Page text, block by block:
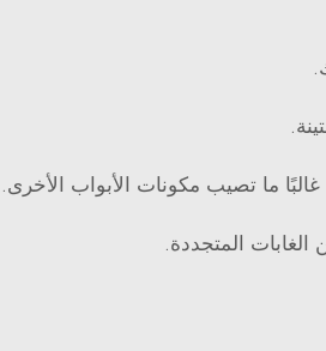
ما تصيب مكونات الأبواب الأخرى.
المتجددة.